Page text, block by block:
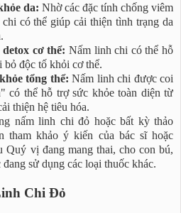
da: Nhờ các đặc tính chống viêm
có thể giúp cải thiện tình trạng da
cơ thể: Nấm linh chi có thể hỗ
bỏ độc tố khỏi cơ thể.
tổng thể: Nấm linh chi được coi
có thể hỗ trợ sức khỏe toàn diện từ
thiện hệ tiêu hóa.
nấm linh chi đỏ hoặc bất kỳ thảo
tham khảo ý kiến của bác sĩ hoặc
Quý vị đang mang thai, cho con bú,
sử dụng các loại thuốc khác.
Chi Đỏ